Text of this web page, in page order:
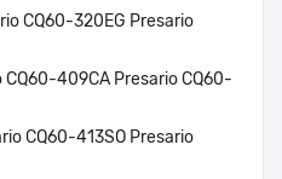
CQ60-320EG Presario
409CA Presario CQ60-
CQ60-413SO Presario